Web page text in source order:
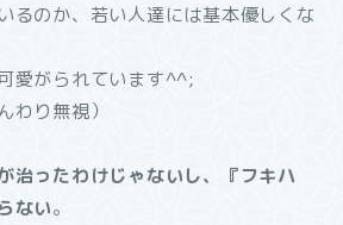
るのか、若い人達には基本優しくな
愛がられています^^;
わり無視）
治ったわけじゃないし、『フキハ
ない。